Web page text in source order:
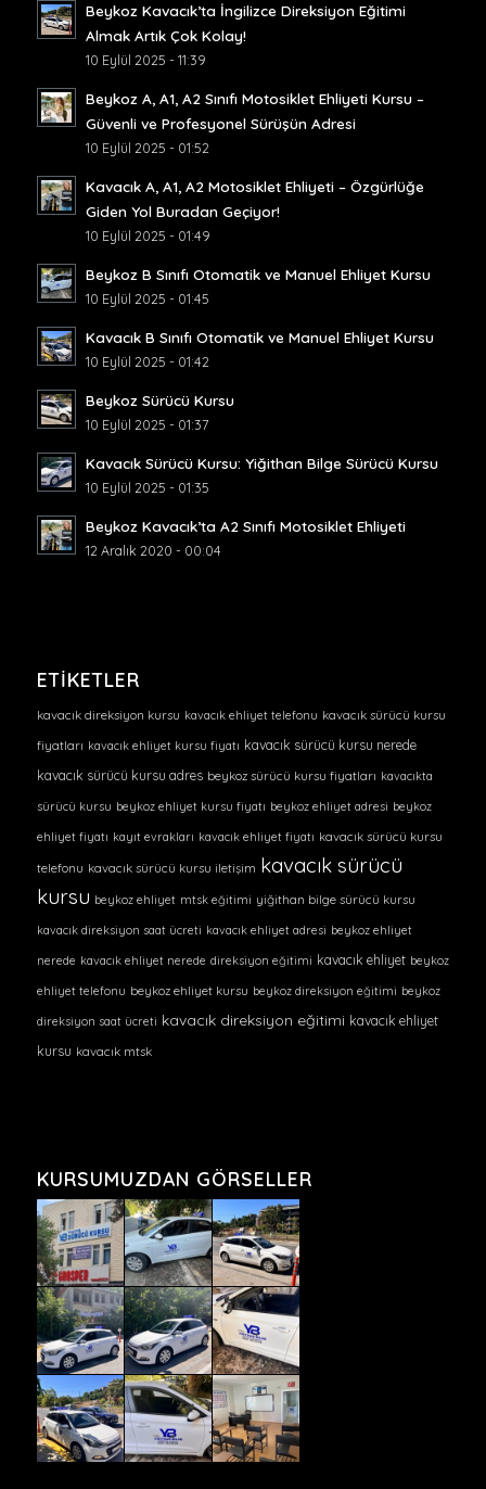
Beykoz Kavacık’ta İngilizce Direksiyon Eğitimi
Almak Artık Çok Kolay!
10 Eylül 2025 - 11:39
Beykoz A, A1, A2 Sınıfı Motosiklet Ehliyeti Kursu –
Güvenli ve Profesyonel Sürüşün Adresi
10 Eylül 2025 - 01:52
Kavacık A, A1, A2 Motosiklet Ehliyeti – Özgürlüğe
Giden Yol Buradan Geçiyor!
10 Eylül 2025 - 01:49
Beykoz B Sınıfı Otomatik ve Manuel Ehliyet Kursu
10 Eylül 2025 - 01:45
Kavacık B Sınıfı Otomatik ve Manuel Ehliyet Kursu
10 Eylül 2025 - 01:42
Beykoz Sürücü Kursu
10 Eylül 2025 - 01:37
Kavacık Sürücü Kursu: Yiğithan Bilge Sürücü Kursu
10 Eylül 2025 - 01:35
Beykoz Kavacık’ta A2 Sınıfı Motosiklet Ehliyeti
12 Aralık 2020 - 00:04
ETIKETLER
kavacık direksiyon kursu kavacık ehliyet telefonu kavacık sürücü kursu
fiyatları kavacık ehliyet kursu fiyatı kavacık sürücü kursu nerede
kavacık sürücü kursu adres beykoz sürücü kursu fiyatları kavacıkta
sürücü kursu beykoz ehliyet kursu fiyatı beykoz ehliyet adresi beykoz
ehliyet fiyatı kayıt evrakları kavacık ehliyet fiyatı kavacık sürücü kursu
telefonu kavacık sürücü kursu iletişim kavacık sürücü
kursu beykoz ehliyet mtsk eğitimi yiğithan bilge sürücü kursu
kavacık direksiyon saat ücreti kavacık ehliyet adresi beykoz ehliyet
nerede kavacık ehliyet nerede direksiyon eğitimi kavacık ehliyet beykoz
ehliyet telefonu beykoz ehliyet kursu beykoz direksiyon eğitimi beykoz
direksiyon saat ücreti kavacık direksiyon eğitimi kavacık ehliyet
kursu kavacık mtsk
KURSUMUZDAN GÖRSELLER